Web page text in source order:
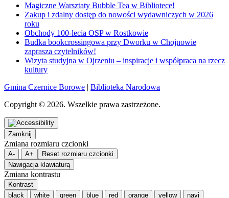
Magiczne Warsztaty Bubble Tea w Bibliotece!
Zakup i zdalny dostęp do nowości wydawniczych w 2026
roku
Obchody 100-lecia OSP w Rostkowie
Budka bookcrossingowa przy Dworku w Chojnowie
zaprasza czytelników!
Wizyta studyjna w Ojrzeniu – inspiracje i współpraca na rzecz
kultury
Gmina Czernice Borowe | Biblioteka Narodowa
Copyright © 2026. Wszelkie prawa zastrzeżone.
Zamknij
Zmiana rozmiaru czcionki
A- A+
Reset rozmiaru czcionki
Nawigacja klawiaturą
Zmiana kontrastu
Kontrast
black
white green blue red orange yellow navi